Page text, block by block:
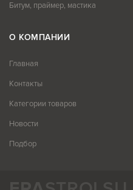
Битум, праймер, мастика
О КОМПАНИИ
Главная
Контакты
Категории товаров
Новости
Подбор